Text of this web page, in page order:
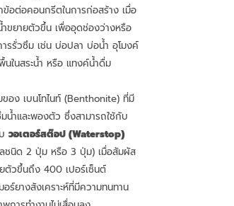
อต่อคอนกรีตในการก่อสร้าง เมื่อ
ขยายตัวขึ้น เพื่ออุดช่องว่างหรือ
ารรั่วซึม เช่น บ่อปลา บ่อน้ำ อุโมงค์
นในสระน้ำ หรือ แทงค์น้ำดื่ม
อง เบนโทไนท์ (Benthonite) ที่มี
น้ำและพองตัว ซึ่งสามารถใช้กับ
วอเตอร์สต๊อป (Waterstop)
ชนิด 2 ปุ่ม หรือ 3 ปุ่ม) เมื่อสัมผัส
ตัวขึ้นถึง 400 เปอร์เซ็นต์
อร์ยางสังเคราะห์ที่มีความทนทาน